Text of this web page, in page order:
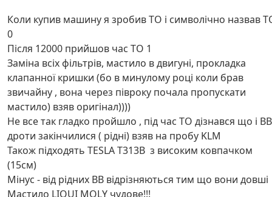
Коли купив машину я зробив ТО і символічно назвав
0
Після 12000 прийшов час ТО 1
Заміна всіх фільтрів, мастило в двигуні, прокладка
клапанної кришки (бо в минулому році коли брав
звичайну , вона через півроку почала пропускати
мастило) взяв оригінал))))
Не все так гладко пройшло , під час ТО дізнався що і ВВ
дроти закінчилися ( рідні) взяв на пробу KLM
Також підходять TESLA T313B з високим ковпачком
(15см)
Мінус - від рідних ВВ відрізняються тим що вони довші
Мастило LIQUI MOLY чудове!!!